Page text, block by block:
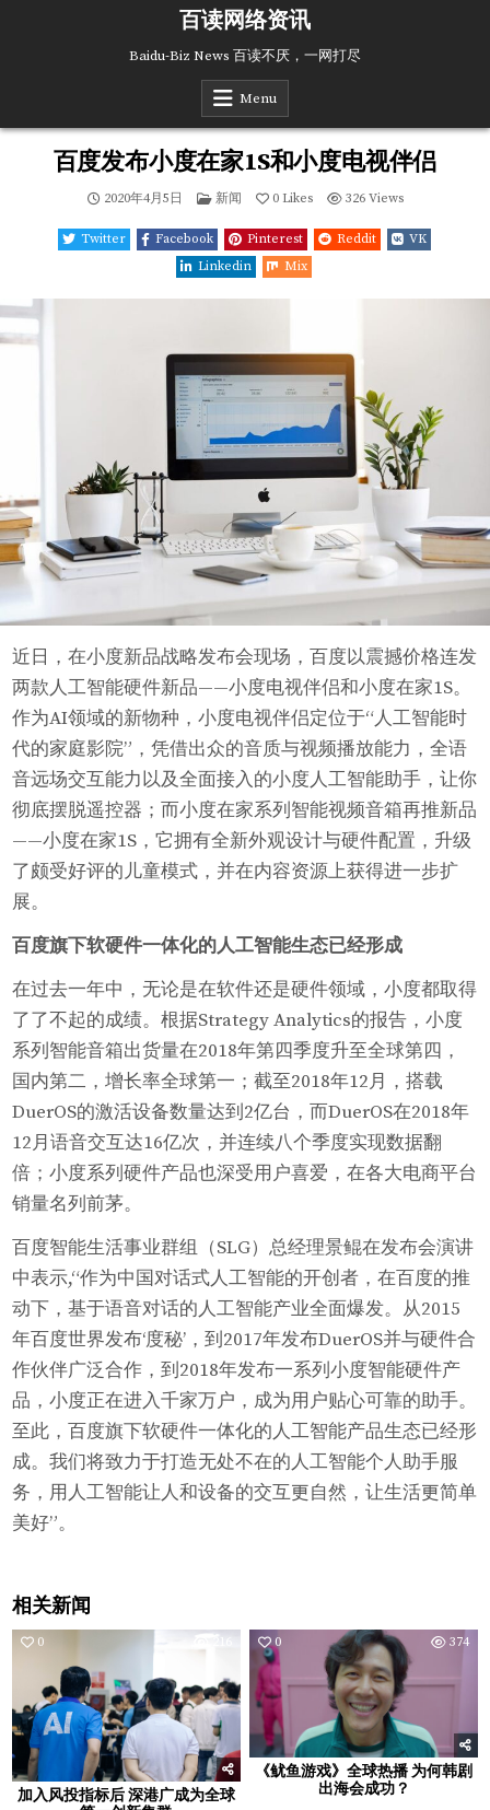
百读网络资讯
Baidu-Biz News 百读不厌，一网打尽
Menu
百度发布小度在家1S和小度电视伴侣
2020年4月5日
Posted
新闻 0Likes 326Views
Twitter Facebook Pinterest Reddit
VK
Linkedin
Mix
近日，在小度新品战略发布会现场，百度以震撼价格连发
两款人工智能硬件新品——小度电视伴侣和小度在家1S。
作为AI领域的新物种，小度电视伴侣定位于“人工智能时
代的家庭影院”，凭借出众的音质与视频播放能力，全语
音远场交互能力以及全面接入的小度人工智能助手，让你
彻底摆脱遥控器；而小度在家系列智能视频音箱再推新品
——小度在家1S，它拥有全新外观设计与硬件配置，升级
了颇受好评的儿童模式，并在内容资源上获得进一步扩
展。
百度旗下软硬件一体化的人工智能生态已经形成
在过去一年中，无论是在软件还是硬件领域，小度都取得
了了不起的成绩。根据Strategy Analytics的报告，小度
系列智能音箱出货量在2018年第四季度升至全球第四，
国内第二，增长率全球第一；截至2018年12月，搭载
DuerOS的激活设备数量达到2亿台，而DuerOS在2018年
12月语音交互达16亿次，并连续八个季度实现数据翻
倍；小度系列硬件产品也深受用户喜爱，在各大电商平台
销量名列前茅。
百度智能生活事业群组（SLG）总经理景鲲在发布会演讲
中表示,“作为中国对话式人工智能的开创者，在百度的推
动下，基于语音对话的人工智能产业全面爆发。从2015
年百度世界发布‘度秘’，到2017年发布DuerOS并与硬件合
作伙伴广泛合作，到2018年发布一系列小度智能硬件产
品，小度正在进入千家万户，成为用户贴心可靠的助手。
至此，百度旗下软硬件一体化的人工智能产品生态已经形
成。我们将致力于打造无处不在的人工智能个人助手服
务，用人工智能让人和设备的交互更自然，让生活更简单
美好”。
相关新闻
0 216
加入风投指标后 深港广成为全球
0 374
《鱿鱼游戏》全球热播 为何韩剧
出海会成功？